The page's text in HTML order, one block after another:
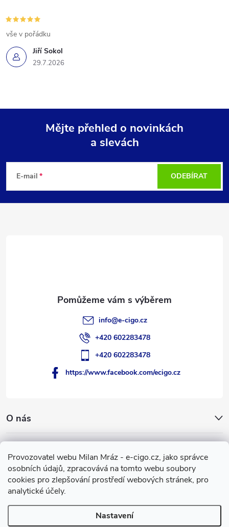
Provozovatel webu Milan Mráz - e-cigo.cz, jako správce
osobních údajů, zpracovává na tomto webu soubory
cookies pro zlepšování prostředí webových stránek, pro
analytické účely.
Nastavení
Jiří Sokol
29.7.2026
vše v pořádku
p
Mějte přehled o novinkách
a slevách
E-mail ODEBÍRAT
O nás
Facebook
info@e-cigo.cz
+420 602283478
+420 602283478
https://www.facebook.com/ecigo.cz